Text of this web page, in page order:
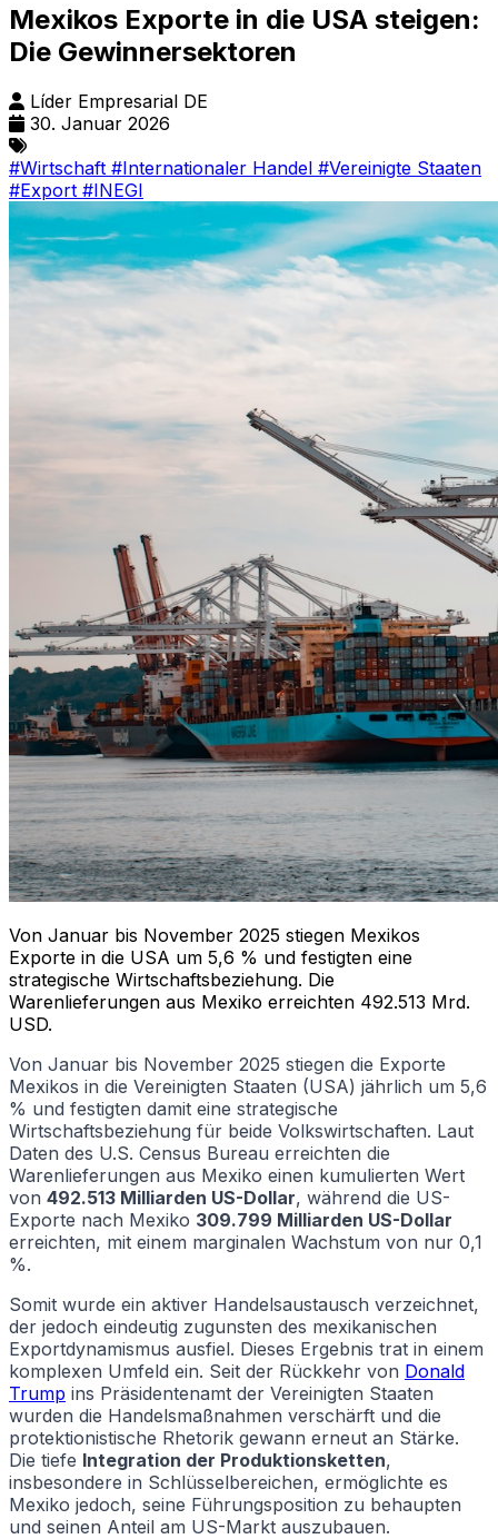
Mexikos Exporte in die USA steigen:
Die Gewinnersektoren
Líder Empresarial DE
30. Januar 2026
#Wirtschaft #Internationaler Handel #Vereinigte Staaten
#Export #INEGI
Von Januar bis November 2025 stiegen Mexikos
Exporte in die USA um 5,6 % und festigten eine
strategische Wirtschaftsbeziehung. Die
Warenlieferungen aus Mexiko erreichten 492.513 Mrd.
USD.
Von Januar bis November 2025 stiegen die Exporte
Mexikos in die Vereinigten Staaten (USA) jährlich um 5,6
% und festigten damit eine strategische
Wirtschaftsbeziehung für beide Volkswirtschaften. Laut
Daten des U.S. Census Bureau erreichten die
Warenlieferungen aus Mexiko einen kumulierten Wert
von 492.513 Milliarden US-Dollar, während die US-
Exporte nach Mexiko 309.799 Milliarden US-Dollar
erreichten, mit einem marginalen Wachstum von nur 0,1
%.
Somit wurde ein aktiver Handelsaustausch verzeichnet,
der jedoch eindeutig zugunsten des mexikanischen
Exportdynamismus ausfiel. Dieses Ergebnis trat in einem
komplexen Umfeld ein. Seit der Rückkehr von Donald
Trump ins Präsidentenamt der Vereinigten Staaten
wurden die Handelsmaßnahmen verschärft und die
protektionistische Rhetorik gewann erneut an Stärke.
Die tiefe Integration der Produktionsketten,
insbesondere in Schlüsselbereichen, ermöglichte es
Mexiko jedoch, seine Führungsposition zu behaupten
und seinen Anteil am US-Markt auszubauen.